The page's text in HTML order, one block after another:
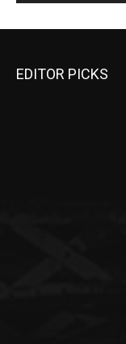
EDITOR PICKS